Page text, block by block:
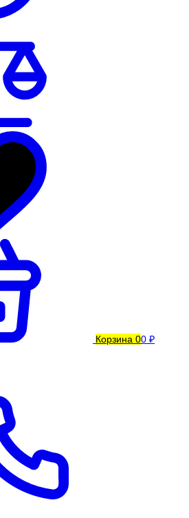
Корзина 00 ₽